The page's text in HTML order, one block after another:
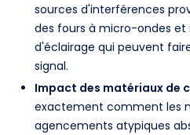
sources d'interférences
des fours à micro-ondes
d'éclairage qui peuvent
signal.
Impact des matériaux de
exactement comment les
agencements atypiques